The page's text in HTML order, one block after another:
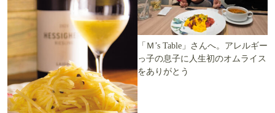
「Ｍ’s Table」さんへ。アレルギー
っ子の息子に人生初のオムライス
をありがとう